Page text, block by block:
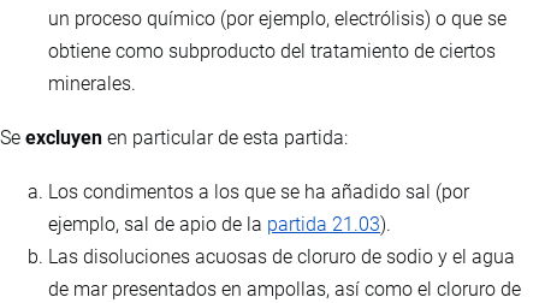
un proceso químico (por ejemplo, electrólisis) o que se
obtiene como subproducto del tratamiento de ciertos
minerales.
Se excluyen en particular de esta partida:
Los condimentos a los que se ha añadido sal (por
ejemplo, sal de apio de la partida 21.03).
Las disoluciones acuosas de cloruro de sodio y el agua
de mar presentados en ampollas, así como el cloruro de